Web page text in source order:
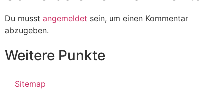
Du musst angemeldet sein, um einen Kommentar
abzugeben.
Weitere Punkte
Sitemap